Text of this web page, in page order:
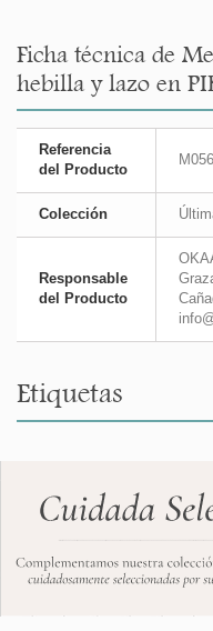
Ficha técnica de
hebilla y lazo en
Referencia
del Producto
M056
Colección
Responsable
del Producto
Etiquetas